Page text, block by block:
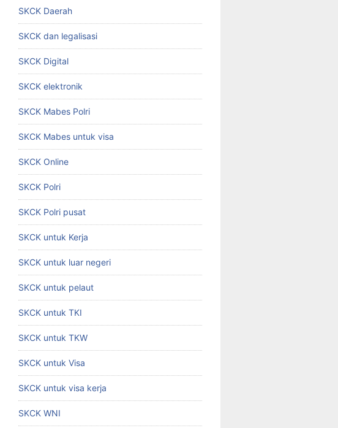
SKCK Daerah
SKCK dan legalisasi
SKCK Digital
SKCK elektronik
SKCK Mabes Polri
SKCK Mabes untuk visa
SKCK Online
SKCK Polri
SKCK Polri pusat
SKCK untuk Kerja
SKCK untuk luar negeri
SKCK untuk pelaut
SKCK untuk TKI
SKCK untuk TKW
SKCK untuk Visa
SKCK untuk visa kerja
SKCK WNI